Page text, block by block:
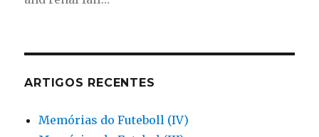
ARTIGOS RECENTES
Memórias do Futeboll (IV)